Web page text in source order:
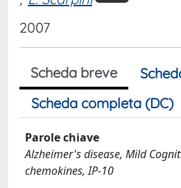
2007
Scheda breve
Scheda completa (DC)
Parole chiave
Alzheimer's disease, Mild
chemokines, IP-10